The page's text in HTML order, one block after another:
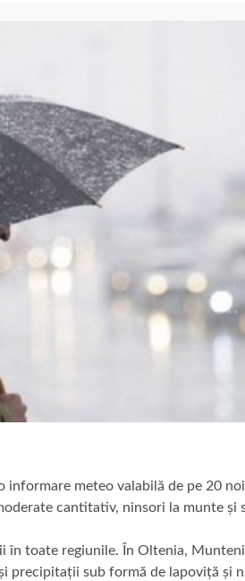
meteo valabilă de pe 20
cantitativ, ninsori la munte și
toate regiunile. În Oltenia,
precipitații sub formă de lapoviță și